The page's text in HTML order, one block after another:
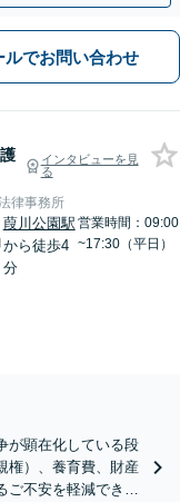
ルでお問い合わせ
インタビューを見
る
律事務所
葭川公園駅
から徒歩4
分
営業時間：09:00
~17:30（平日）
が顕在化している段
権）、養育費、財産
ご不安を軽減できる